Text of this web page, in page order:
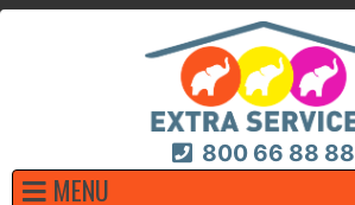
800 66 88 88
MENU